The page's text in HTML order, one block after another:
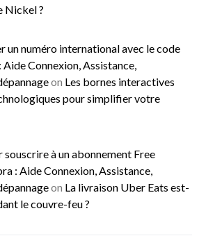
Nickel ?
un numéro international avec le code
Connexion, Assistance,
on Les bornes interactives
pour simplifier votre
à un abonnement Free
: Aide Connexion, Assistance,
on La livraison Uber Eats est-
le couvre-feu ?